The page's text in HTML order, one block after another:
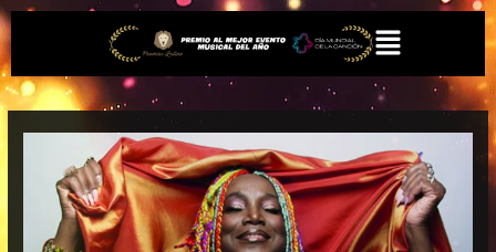
Ir
contenido
Menú
Navegación
entradas